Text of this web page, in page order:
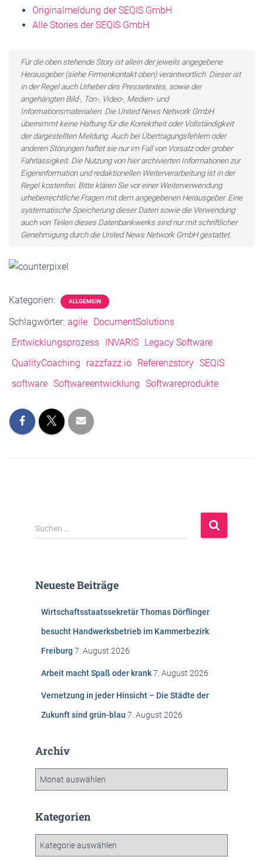
Originalmeldung der SEQIS GmbH
Alle Stories der SEQIS GmbH
Für die oben stehende Story ist allein der jeweils angegebene
Herausgeber (siehe Firmenkontakt oben) verantwortlich. Dieser ist
in der Regel auch Urheber des Pressetextes, sowie der
angehängten Bild-, Ton-, Video-, Medien- und
Informationsmaterialien. Die United News Network GmbH
übernimmt keine Haftung für die Korrektheit oder Vollständigkeit
der dargestellten Meldung. Auch bei Übertragungsfehlern oder
anderen Störungen haftet sie nur im Fall von Vorsatz oder grober
Fahrlässigkeit. Die Nutzung von hier archivierten Informationen zur
Eigeninformation und redaktionellen Weiterverarbeitung ist in der
Regel kostenfrei. Bitte klären Sie vor einer Weiterverwendung
urheberrechtliche Fragen mit dem angegebenen Herausgeber. Eine
systematische Speicherung dieser Daten sowie die Verwendung
auch von Teilen dieses Datenbankwerks sind nur mit schriftlicher
Genehmigung durch die United News Network GmbH gestattet.
Kategorien: ALLGEMEIN
Schlagwörter: agile
DocumentSolutions
Entwicklungsprozess
INVARIS
Legacy Software
QualityCoaching
razzfazz.io Referenzstory SEQIS
software Softwareentwicklung Softwareprodukte
S
u
n
Suchen …
Neueste Beiträge
Wirtschaftsstaatssekretär Thomas Dörflinger
besucht Handwerksbetrieb im Kammerbezirk
Freiburg 7. August 2026
Arbeit macht Spaß oder krank7. August 2026
Vernetzung in jeder Hinsicht – Die Städte der
Zukunft sind grün-blau 7. August 2026
Archiv
h
Kategorien